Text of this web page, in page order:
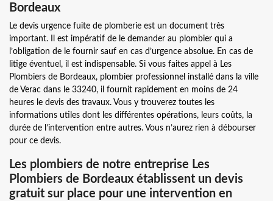
Bordeaux
Le devis urgence fuite de plomberie est un document très
important. Il est impératif de le demander au plombier qui a
l’obligation de le fournir sauf en cas d’urgence absolue. En cas de
litige éventuel, il est indispensable. Si vous faites appel à Les
Plombiers de Bordeaux, plombier professionnel installé dans la ville
de Verac dans le 33240, il fournit rapidement en moins de 24
heures le devis des travaux. Vous y trouverez toutes les
informations utiles dont les différentes opérations, leurs coûts, la
durée de l’intervention entre autres. Vous n’aurez rien à débourser
pour ce devis.
Les plombiers de notre entreprise Les
Plombiers de Bordeaux établissent un devis
gratuit sur place pour une intervention en